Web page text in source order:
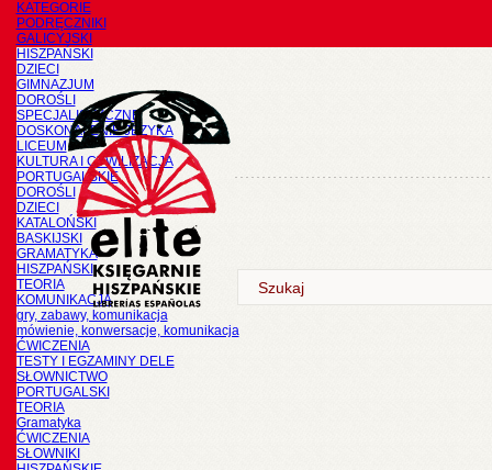
KATEGORIE
PODRĘCZNIKI
GALICYJSKI
HISZPAŃSKI
DZIECI
GIMNAZJUM
DOROŚLI
SPECJALISTYCZNE
DOSKONALENIE JĘZYKA
LICEUM
KULTURA I CYWILIZACJA
PORTUGALSKIE
DOROŚLI
DZIECI
KATALOŃSKI
BASKIJSKI
GRAMATYKA
HISZPAŃSKI
TEORIA
KOMUNIKACJA
gry, zabawy, komunikacja
mówienie, konwersacje, komunikacja
ĆWICZENIA
TESTY I EGZAMINY DELE
SŁOWNICTWO
PORTUGALSKI
TEORIA
Gramatyka
ĆWICZENIA
SŁOWNIKI